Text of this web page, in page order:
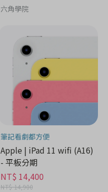
六角學院
筆記看劇都方便
Apple | iPad 11 wifi (A16)
- 平板分期
NT$ 14,400
NT$ 14,900